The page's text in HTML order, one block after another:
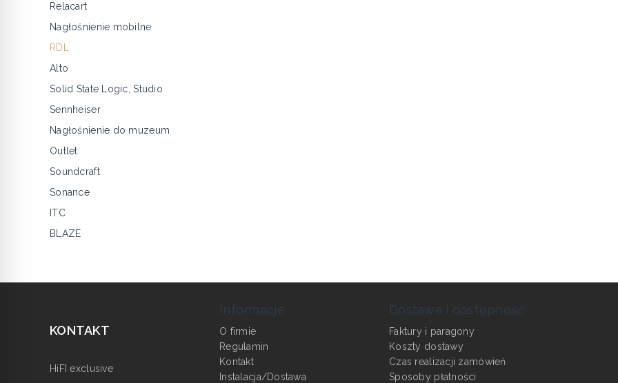
Relacart
Nagłośnienie mobilne
RDL
Alto
Solid State Logic, Studio
Sennheiser
Nagłośnienie do muzeum
Outlet
Soundcraft
Sonance
ITC
BLAZE
KONTAKT
HiFI exclusive
Informacje
O firmie
Regulamin
Kontakt
Instalacja/Dostawa
Dostawa i dostępność
Faktury i paragony
Koszty dostawy
Czas realizacji zamówień
Sposoby płatności